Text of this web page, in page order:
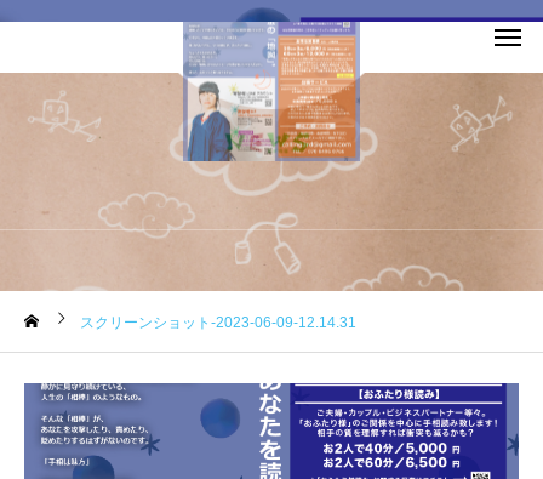
お知らせ
スクリーンショット-2023-06-09-12.14.31